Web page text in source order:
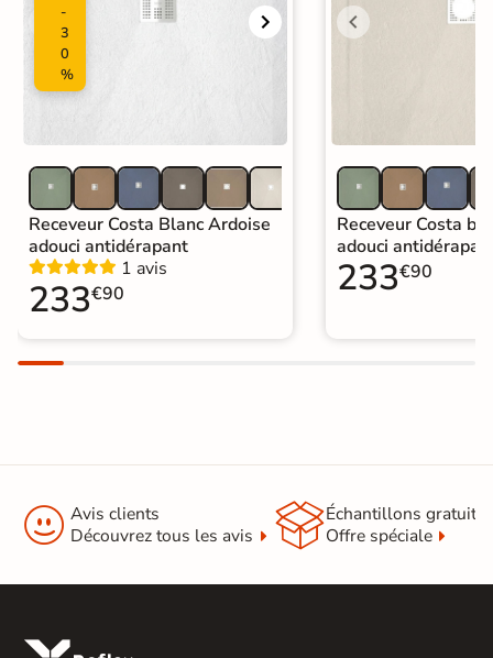
Catégories
-
3
0
%
Receveur Costa Blanc Ardoise
adouci antidérapant
1 avis
233€90
Receveur Costa
adouci
233€90
 Avis clients
Découvrez tous les avis
Échantillons gratuit
Offre spéciale